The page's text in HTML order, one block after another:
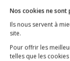
Nos cookies ne sont
Ils nous servent à
site.
Pour offrir les
telles que les